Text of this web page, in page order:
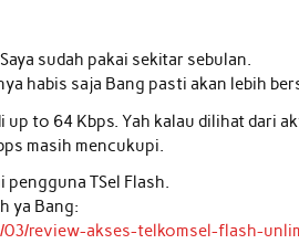
sudah pakai sekitar sebulan.
habis saja Bang pasti akan lebih
up to 64 Kbps. Yah kalau dilihat dari
masih mencukupi.
pengguna TSel Flash.
ya Bang:
review-akses-telkomsel-flash-